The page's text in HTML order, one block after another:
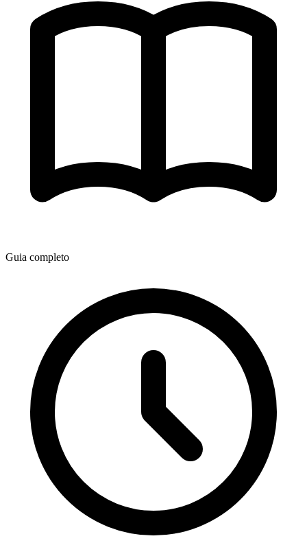
Guia completo